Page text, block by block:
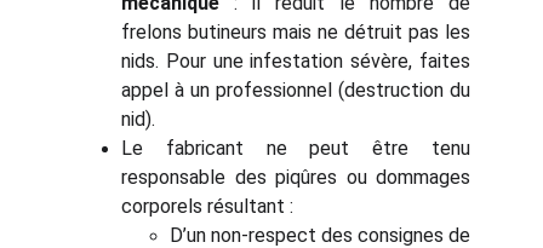
frelons butineurs mais ne détruit pas les
nids. Pour une infestation sévère, faites
appel à un professionnel (destruction du
nid).
Le fabricant ne peut être tenu
responsable des piqûres ou dommages
corporels résultant :
D’un non-respect des consignes de